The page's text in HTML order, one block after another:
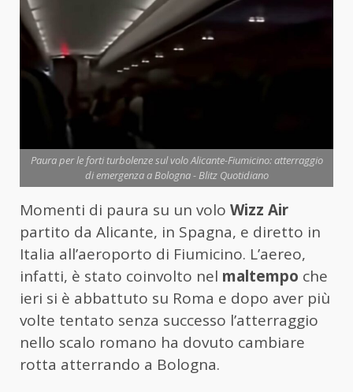
Paura per le forti turbolenze sul volo Alicante-Fiumicino: atterraggio
di emergenza a Bologna - Blitz Quotidiano
Momenti di paura su un volo Wizz Air
partito da Alicante, in Spagna, e diretto in
Italia all’aeroporto di Fiumicino. L’aereo,
infatti, è stato coinvolto nel maltempo che
ieri si è abbattuto su Roma e dopo aver più
volte tentato senza successo l’atterraggio
nello scalo romano ha dovuto cambiare
rotta atterrando a Bologna.